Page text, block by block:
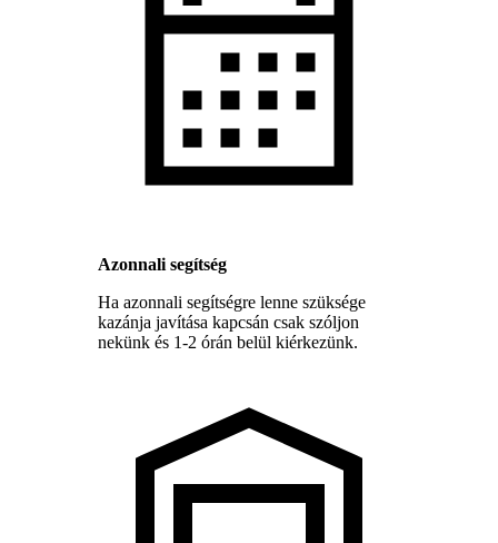
Azonnali segítség
Ha azonnali segítségre lenne szüksége
kazánja javítása kapcsán csak szóljon
nekünk és 1-2 órán belül kiérkezünk.